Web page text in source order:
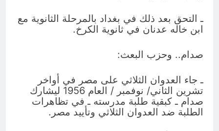
ـ التحق بعد ذلك في بغداد بالمرحلة الثانوية مع
ابن خاله عدنان في ثانوية الكرخ.
صدام.. وحزب البعث:
ـ جاء العدوان الثلاثي على مصر في أواخر
تشرين الثاني/ نوفمبر / العام 1956 ليشارك
صدام ـ كبقية طلبة مدرسته ـ في تظاهرات
الطلبة ضد العدوان الثلاثي وتأييد مصر.